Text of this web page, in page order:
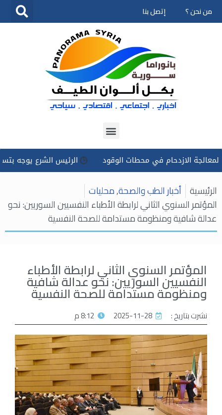
تخطى
من نحن ؟ إتصل بنا
في محطات الوقود الرئيس الشرع يوجه بتسخير كل
الرئيسية أخبار الطب والصحة,محليات
المؤتمر السنوي الثاني لرابطة الأطباء النفسيين السوريين: نحو
عدالة شافية ومنظومة مستدامة للصحة النفسية
المؤتمر السنوي الثاني لرابطة الأطباء
النفسيين السوريين: نحو عدالة شافية
ومنظومة مستدامة للصحة النفسية
نشرت بتاريخ : 2025-11-28 8:12 م